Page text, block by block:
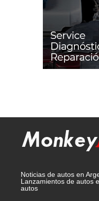
Noticias de autos en
Lanzamientos de autos
autos